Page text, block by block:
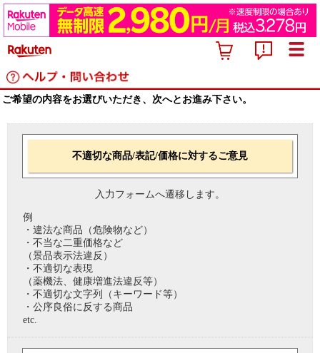
ご希望の内容をお選びいただき、次へとお進み下さい。
不適切な商品/表記/価格に対するご意見
入力フォームへ遷移します。
例
・違法な商品（危険物など）
・不当な二重価格など
（景品表示法違反）
・不適切な表現
（薬機法、健康増進法違反等）
・不適切な文字列（キーワード等）
・公序良俗に反する商品
etc.